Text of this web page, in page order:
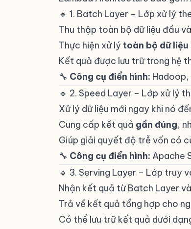
🔹 1. Batch Layer – Lớp xử lý
Thu thập toàn bộ dữ liệu đầu
Thực hiện xử lý toàn bộ dữ liệu
Kết quả được lưu trữ trong hệ
🔧 Công cụ điển hình: Hadoop,
🔹 2. Speed Layer – Lớp xử lý
Xử lý dữ liệu mới ngay khi nó
Cung cấp kết quả gần đúng,
Giúp giải quyết độ trễ vốn có
🔧 Công cụ điển hình: Apache
🔹 3. Serving Layer – Lớp truy
Nhận kết quả từ Batch Layer
Trả về kết quả tổng hợp cho
Có thể lưu trữ kết quả dưới